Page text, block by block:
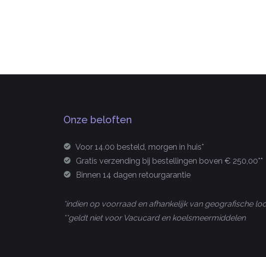
Onze beloften
Voor 14.00 besteld, morgen in huis*
Gratis verzending bij bestellingen boven € 250,00**
Binnen 14 dagen retourgarantie
*indien op voorraad en afhankelijk van geografische
**geldt niet voor Vacucard en koelsmeermiddelen